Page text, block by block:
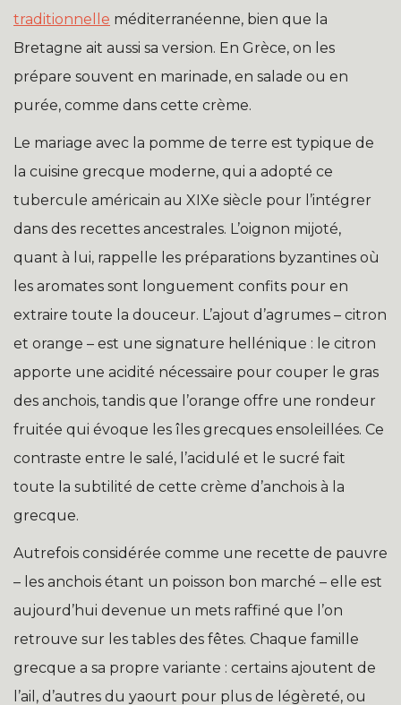
traditionnelle méditerranéenne, bien que la
Bretagne ait aussi sa version. En Grèce, on les
prépare souvent en marinade, en salade ou en
purée, comme dans cette crème.
Le mariage avec la pomme de terre est typique de
la cuisine grecque moderne, qui a adopté ce
tubercule américain au XIXe siècle pour l’intégrer
dans des recettes ancestrales. L’oignon mijoté,
quant à lui, rappelle les préparations byzantines où
les aromates sont longuement confits pour en
extraire toute la douceur. L’ajout d’agrumes – citron
et orange – est une signature hellénique : le citron
apporte une acidité nécessaire pour couper le gras
des anchois, tandis que l’orange offre une rondeur
fruitée qui évoque les îles grecques ensoleillées. Ce
contraste entre le salé, l’acidulé et le sucré fait
toute la subtilité de cette crème d’anchois à la
grecque.
Autrefois considérée comme une recette de pauvre
– les anchois étant un poisson bon marché – elle est
aujourd’hui devenue un mets raffiné que l’on
retrouve sur les tables des fêtes. Chaque famille
grecque a sa propre variante : certains ajoutent de
l’ail, d’autres du yaourt pour plus de légèreté, ou